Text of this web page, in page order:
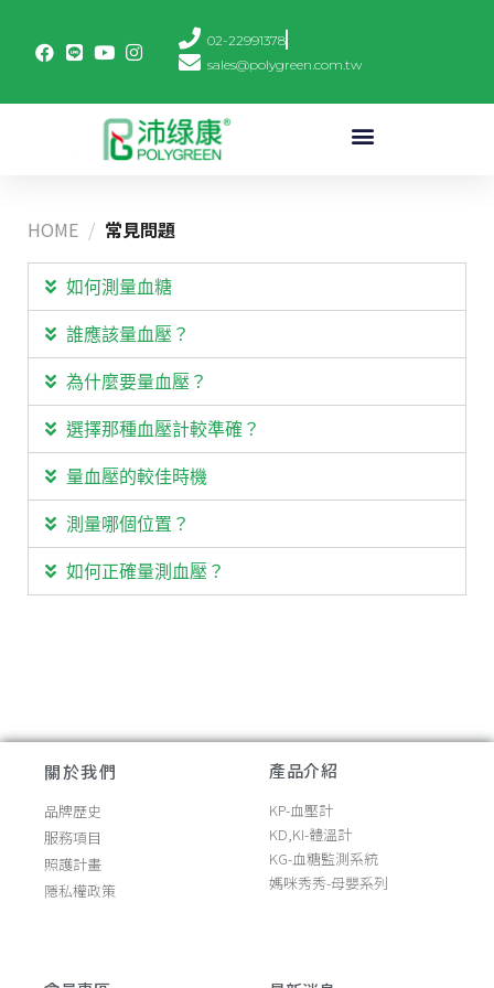
02-22991378
sales@polygreen.com.tw
HOME / 常見問題
如何測量血糖
誰應該量血壓？
為什麼要量血壓？
選擇那種血壓計較準確？
量血壓的較佳時機
測量哪個位置？
如何正確量測血壓？
關於我們
品牌歷史
服務項目
照護計畫
隱私權政策
產品介紹
KP-血壓計
KD,KI-體溫計
KG-血糖監測系統
媽咪秀秀-母嬰系列